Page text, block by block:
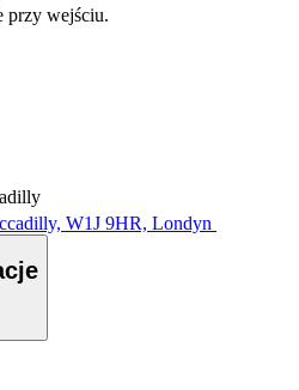
przy wejściu.
W1J 9HR, Londyn